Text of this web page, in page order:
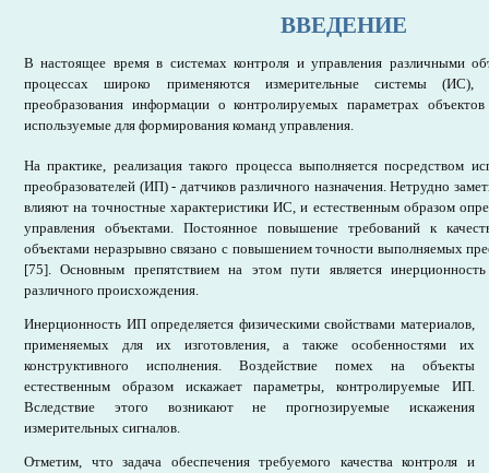
ВВЕДЕНИЕ
В настоящее время в системах контроля и управления различными
процессах широко применяются измерительные системы (ИС),
преобразования информации о контролируемых параметрах
используемые для формирования команд управления.
На практике, реализация такого процесса выполняется посредством
преобразователей (ИП) - датчиков различного назначения. Нетрудно
влияют на точностные характеристики ИС, и естественным образом
управления объектами. Постоянное повышение требований к
объектами неразрывно связано с повышением точности выполняемых
[75]. Основным препятствием на этом пути является
различного происхождения.
Инерционность ИП определяется физическими свойствами материалов,
применяемых для их изготовления, а также особенностями их
конструктивного исполнения. Воздействие помех на объекты
естественным образом искажает параметры, контролируемые ИП.
Вследствие этого возникают не прогнозируемые искажения
измерительных сигналов.
Отметим, что задача обеспечения требуемого качества контроля и